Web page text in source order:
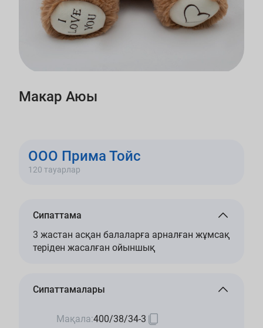
Макар Аюы
ООО Прима Тойс
120 тауарлар
Сипаттама
3 жастан асқан балаларға арналған жұмсақ
теріден жасалған ойыншық
Сипаттамалары
Мақала:400/38/34-3